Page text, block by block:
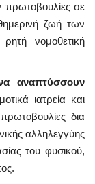
σε
ζωή των
νομοθετική
αναπτύσσουν
ιατρεία και
δια
αλληλεγγύης
του φυσικού,